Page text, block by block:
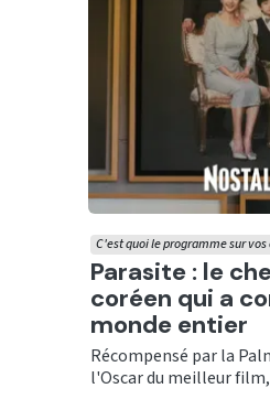
Ecouter
Parasite : le
coréen qui a
monde entier
C'est quoi le programme sur vos
Récompensé par la
l'Oscar du meilleur film,